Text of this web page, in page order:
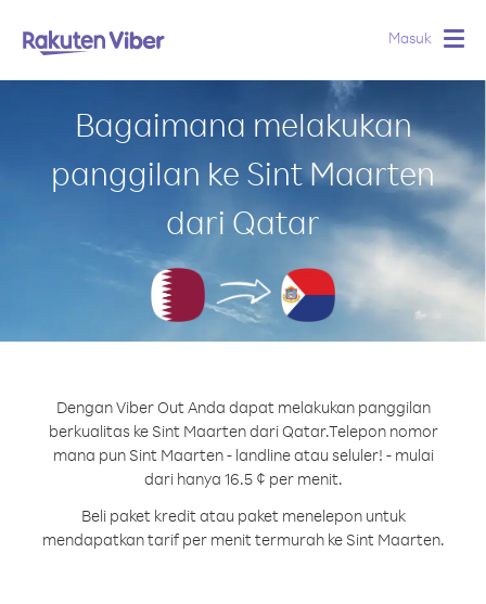
Masuk
Bagaimana melakukan
panggilan ke Sint Maarten
dari Qatar
Dengan Viber Out Anda dapat melakukan panggilan
berkualitas ke Sint Maarten dari Qatar.Telepon nomor
mana pun Sint Maarten - landline atau seluler! - mulai
dari hanya 16.5 ¢ per menit.
Beli paket kredit atau paket menelepon untuk
mendapatkan tarif per menit termurah ke Sint Maarten.